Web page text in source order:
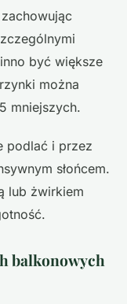
być większe
można
mniejszych.
podlać i przez
słońcem.
lub żwirkiem
balkonowych